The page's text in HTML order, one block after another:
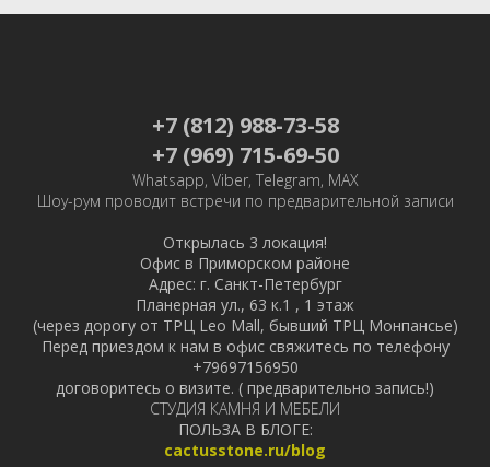
+7 (812) 988-73-58
+7 (969) 715-69-50
Whatsapp, Viber, Telegram, MAX
Шоу-рум проводит встречи по предварительной записи
Открылась 3 локация!
Офис в Приморском районе
Адрес: г. Санкт-Петербург
Планерная ул., 63 к.1 , 1 этаж
(через дорогу от ТРЦ Leo Mall, бывший ТРЦ Монпансье)
Перед приездом к нам в офис свяжитесь по телефону
+79697156950
договоритесь о визите. ( предварительно запись!)
СТУДИЯ КАМНЯ И МЕБЕЛИ
ПОЛЬЗА В БЛОГЕ:
cactusstone.ru/blog